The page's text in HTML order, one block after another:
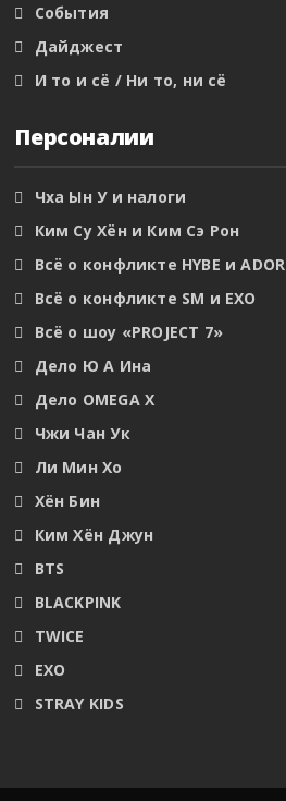
События
Дайджест
И то и сё / Ни то, ни сё
Персоналии
Чха Ын У и налоги
Ким Су Хён и Ким Сэ Рон
Всё о конфликте HYBE и ADOR
Всё о конфликте SM и EXO
Всё о шоу «PROJECT 7»
Дело Ю А Ина
Дело OMEGA X
Чжи Чан Ук
Ли Мин Хо
Хён Бин
Ким Хён Джун
BTS
BLACKPINK
TWICE
EXO
STRAY KIDS